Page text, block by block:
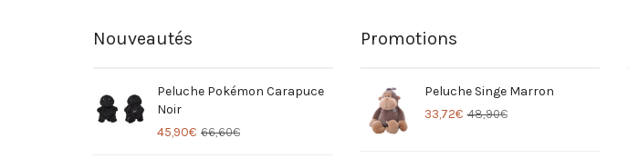
Nouveautés
Peluche Pokémon Carapuce
Noir
66,60€
45,90€
Promotions
Peluche Singe Marron
48,90€
33,72€